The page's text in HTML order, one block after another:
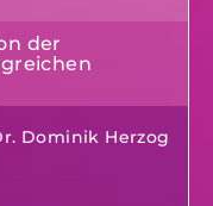
der
Dominik Herzog